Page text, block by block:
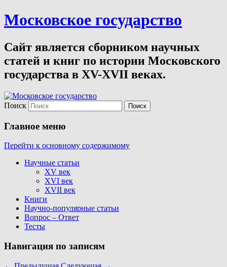
Московское государство
Сайт является сборником научных
статей и книг по истории Московского
государства в XV-XVII веках.
Поиск
Главное меню
Перейти к основному содержимому
Научные статьи
XV век
XVI век
XVII век
Книги
Научно-популярные статьи
Вопрос – Ответ
Тесты
Навигация по записям